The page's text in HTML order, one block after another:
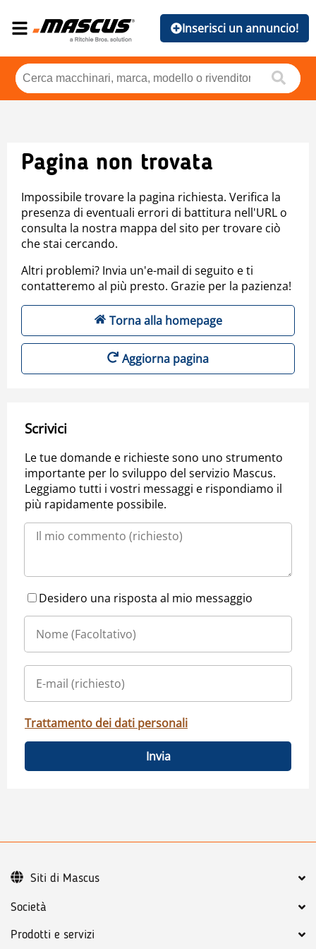
Inserisci un annuncio!
Pagina non trovata
Impossibile trovare la pagina richiesta. Verifica la
presenza di eventuali errori di battitura nell'URL o
consulta la nostra mappa del sito per trovare ciò
che stai cercando.
Altri problemi? Invia un'e-mail di seguito e ti
contatteremo al più presto. Grazie per la pazienza!
Torna alla homepage
Aggiorna pagina
Scrivici
Le tue domande e richieste sono uno strumento
importante per lo sviluppo del servizio Mascus.
Leggiamo tutti i vostri messaggi e rispondiamo il
più rapidamente possibile.
Desidero una risposta al mio messaggio
Trattamento dei dati personali
Invia
Società
Prodotti e servizi
Siti di Mascus